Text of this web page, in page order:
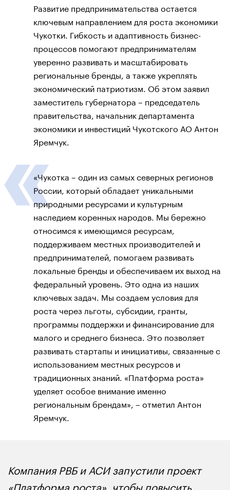
Развитие предпринимательства остается
ключевым направлением для роста экономики
Чукотки. Гибкость и адаптивность бизнес-
процессов помогают предпринимателям
уверенно развивать и масштабировать
региональные бренды, а также укреплять
экономический патриотизм. Об этом заявил
заместитель губернатора – председатель
правительства, начальник департамента
экономики и инвестиций Чукотского АО Антон
Яремчук.
«Чукотка – один из самых северных регионов
России, который обладает уникальными
природными ресурсами и культурным
наследием коренных народов. Мы бережно
относимся к имеющимся ресурсам,
поддерживаем местных производителей и
предпринимателей, помогаем развивать
локальные бренды и обеспечиваем их выход на
федеральный уровень. Это одна из наших
ключевых задач. Мы создаем условия для
роста через льготы, субсидии, гранты,
программы поддержки и финансирование для
малого и среднего бизнеса. Это позволяет
развивать стартапы и инициативы, связанные с
использованием местных ресурсов и
традиционных знаний. «Платформа роста»
уделяет особое внимание именно
региональным брендам», – отметил Антон
Яремчук.
Компания РВБ и АСИ запустили проект
«Платформа роста», чтобы повысить